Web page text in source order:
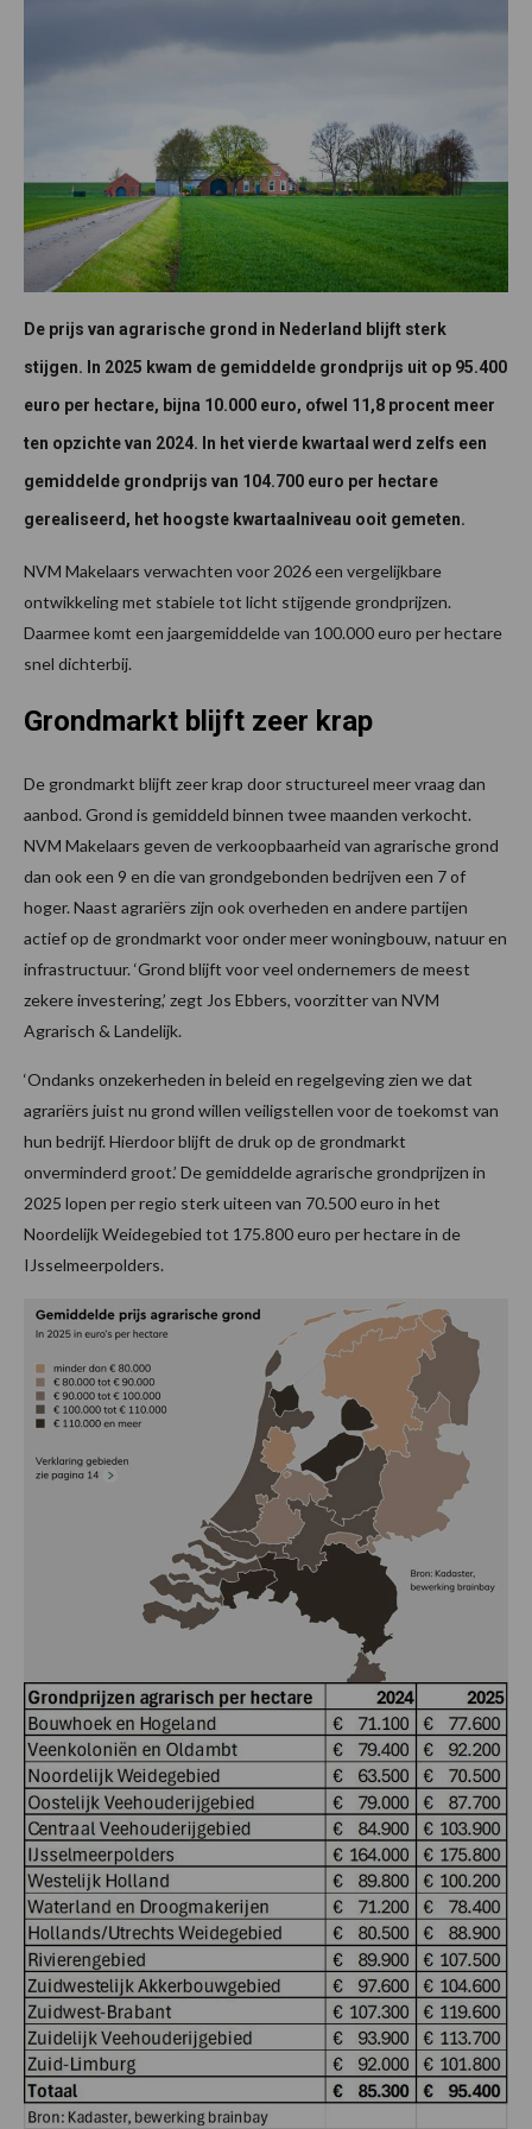
De prijs van agrarische grond in Nederland blijft sterk
stijgen. In 2025 kwam de gemiddelde grondprijs uit op 95.400
euro per hectare, bijna 10.000 euro, ofwel 11,8 procent meer
ten opzichte van 2024. In het vierde kwartaal werd zelfs een
gemiddelde grondprijs van 104.700 euro per hectare
gerealiseerd, het hoogste kwartaalniveau ooit gemeten.
NVM Makelaars verwachten voor 2026 een vergelijkbare
ontwikkeling met stabiele tot licht stijgende grondprijzen.
Daarmee komt een jaargemiddelde van 100.000 euro per hectare
snel dichterbij.
Grondmarkt blijft zeer krap
De grondmarkt blijft zeer krap door structureel meer vraag dan
aanbod. Grond is gemiddeld binnen twee maanden verkocht.
NVM Makelaars geven de verkoopbaarheid van agrarische grond
dan ook een 9 en die van grondgebonden bedrijven een 7 of
hoger. Naast agrariërs zijn ook overheden en andere partijen
actief op de grondmarkt voor onder meer woningbouw, natuur en
infrastructuur. ‘Grond blijft voor veel ondernemers de meest
zekere investering,’ zegt Jos Ebbers, voorzitter van NVM
Agrarisch & Landelijk.
‘Ondanks onzekerheden in beleid en regelgeving zien we dat
agrariërs juist nu grond willen veiligstellen voor de toekomst van
hun bedrijf. Hierdoor blijft de druk op de grondmarkt
onverminderd groot.’ De gemiddelde agrarische grondprijzen in
2025 lopen per regio sterk uiteen van 70.500 euro in het
Noordelijk Weidegebied tot 175.800 euro per hectare in de
IJsselmeerpolders.